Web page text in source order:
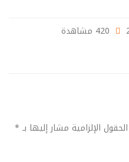
الحقول الإلزامية مشار إليها بـ *